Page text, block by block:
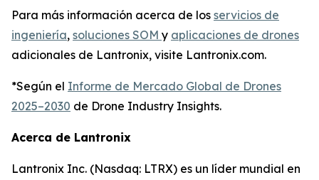
Para más información acerca de los servicios de
ingeniería, soluciones SOM y aplicaciones de drones
adicionales de Lantronix, visite Lantronix.com.
*Según el Informe de Mercado Global de Drones
2025–2030 de Drone Industry Insights.
Acerca de Lantronix
Lantronix Inc. (Nasdaq: LTRX) es un líder mundial en